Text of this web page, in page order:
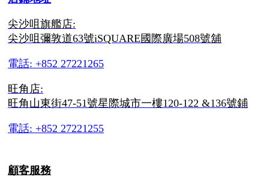
尖沙咀旗艦店:
尖沙咀彌敦道63號iSQUARE國際廣場508號舖
電話: +852 27221265
旺角店:
旺角山東街47-51號星際城市一樓120-122 &136號鋪
電話: +852 27221255
顧客服務